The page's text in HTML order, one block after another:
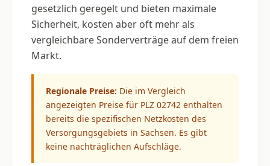
gesetzlich geregelt und bieten maximale
Sicherheit, kosten aber oft mehr als
vergleichbare Sonderverträge auf dem freien
Markt.
Regionale Preise: Die im Vergleich
angezeigten Preise für PLZ 02742 enthalten
bereits die spezifischen Netzkosten des
Versorgungsgebiets in Sachsen. Es gibt
keine nachträglichen Aufschläge.